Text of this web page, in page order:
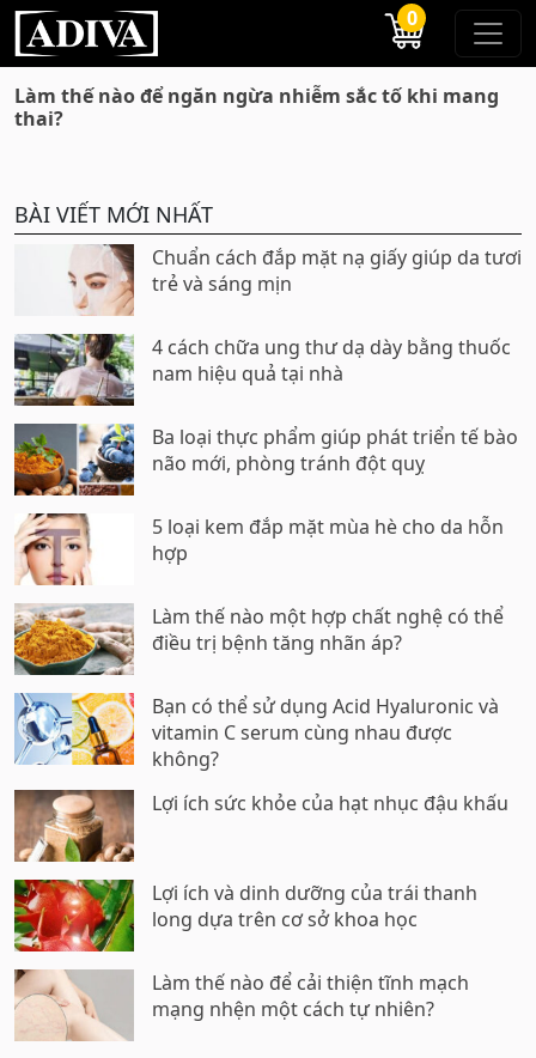
0
Làm thế nào để ngăn ngừa nhiễm sắc tố khi mang
thai?
BÀI VIẾT MỚI NHẤT
Chuẩn cách đắp mặt nạ giấy giúp da tươi
trẻ và sáng mịn
4 cách chữa ung thư dạ dày bằng thuốc
nam hiệu quả tại nhà
Ba loại thực phẩm giúp phát triển tế bào
não mới, phòng tránh đột quỵ
5 loại kem đắp mặt mùa hè cho da hỗn
hợp
Làm thế nào một hợp chất nghệ có thể
điều trị bệnh tăng nhãn áp?
Bạn có thể sử dụng Acid Hyaluronic và
vitamin C serum cùng nhau được
không?
Lợi ích sức khỏe của hạt nhục đậu khấu
Lợi ích và dinh dưỡng của trái thanh
long dựa trên cơ sở khoa học
Làm thế nào để cải thiện tĩnh mạch
mạng nhện một cách tự nhiên?